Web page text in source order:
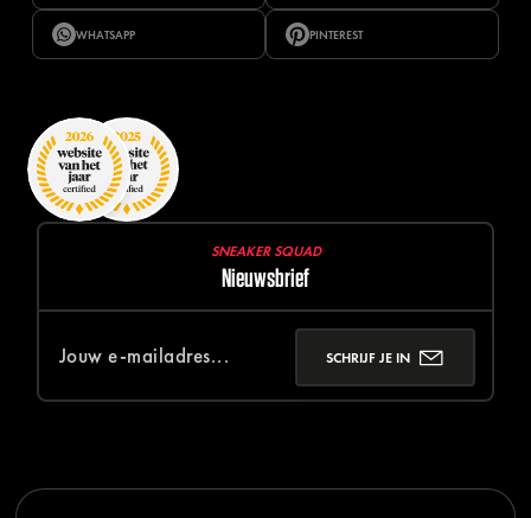
WHATSAPP PINTEREST
SNEAKER SQUAD
Nieuwsbrief
SCHRIJF JE IN